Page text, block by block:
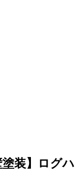
装】ログハ